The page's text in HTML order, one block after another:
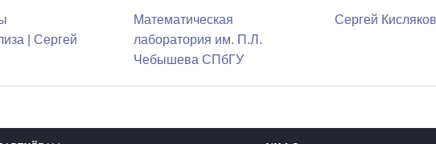
| Сергей
Математичеcкая
лаборатория им. П.Л.
Чебышева СПбГУ
Сергей Кисляков